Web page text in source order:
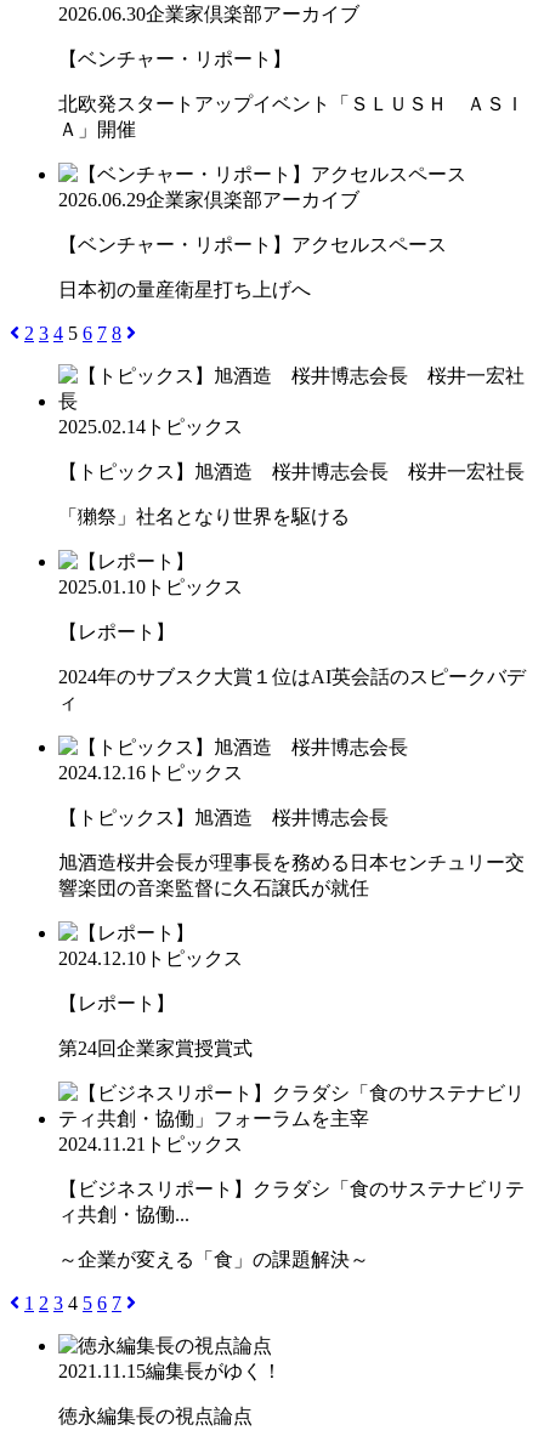
2026.06.30企業家倶楽部アーカイブ
【ベンチャー・リポート】
北欧発スタートアップイベント「ＳＬＵＳＨ ＡＳＩ
Ａ」開催
2026.06.29企業家倶楽部アーカイブ
【ベンチャー・リポート】アクセルスペース
日本初の量産衛星打ち上げへ
2 3 4 5 6 7 8
2025.02.14 トピックス
【トピックス】旭酒造 桜井博志会長 桜井一宏社長
「獺祭」社名となり世界を駆ける
2025.01.10 トピックス
【レポート】
2024年のサブスク大賞１位はAI英会話のスピークバデ
ィ
2024.12.16 トピックス
【トピックス】旭酒造 桜井博志会長
旭酒造桜井会長が理事長を務める日本センチュリー交
響楽団の音楽監督に久石譲氏が就任
2024.12.10 トピックス
【レポート】
第24回企業家賞授賞式
2024.11.21 トピックス
【ビジネスリポート】クラダシ「食のサステナビリテ
ィ共創・協働...
～企業が変える「食」の課題解決～
1 2 3 4 5 6 7
2021.11.15編集長がゆく！
徳永編集長の視点論点